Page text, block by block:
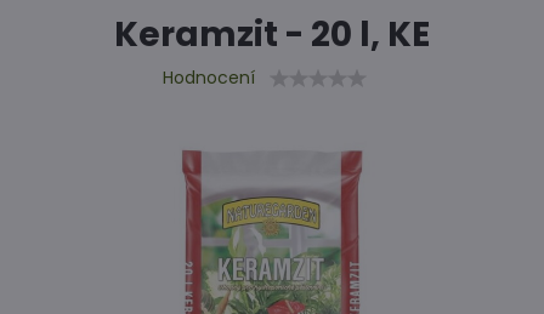
Keramzit - 20 l, KE
Hodnocení